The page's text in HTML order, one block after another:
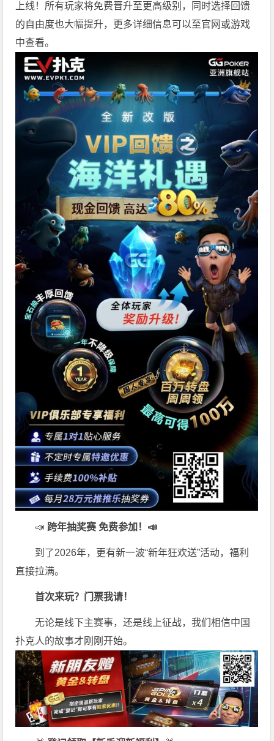
上线！所有玩家将免费晋升至更高级别，同时选择回馈
的自由度也大幅提升，更多详细信息可以至官网或游戏
中查看。
📣 跨年抽奖赛 免费参加 ！📣
到了2026年，更有新一波“新年狂欢送”活动，福利
直接拉满。
首次来玩？门票我请！
无论是线下主赛事，还是线上征战，我们相信中国
扑克人的故事才刚刚开始。